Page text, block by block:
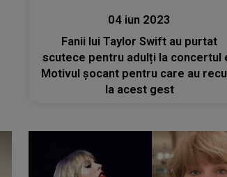
04 iun 2023
Fanii lui Taylor Swift au purtat
scutece pentru adulți la concertul
Motivul șocant pentru care au
la acest gest